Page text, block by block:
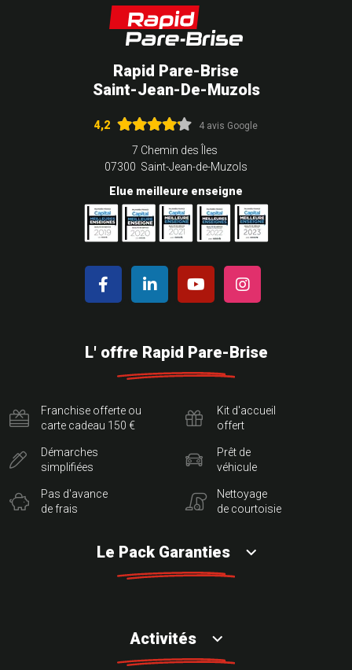
Rapid Pare-Brise
Saint-Jean-De-Muzols
4,2 4 avis Google
7 Chemin des Îles
07300 Saint-Jean-de-Muzols
Elue meilleure enseigne
L' offre Rapid Pare-Brise
Franchise offerte ou
carte cadeau 150 €
Démarches
simplifiées
Pas d'avance
de frais
Kit d'accueil
offert
Prêt de
véhicule
Nettoyage
de courtoisie
Le Pack Garanties
Activités